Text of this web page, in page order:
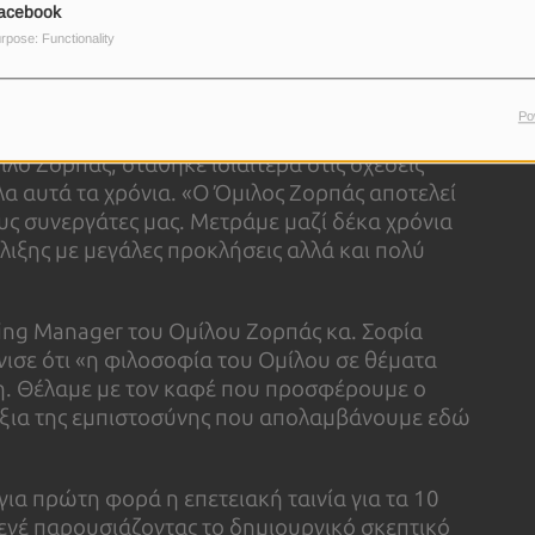
Functionality
συγκίνηση και περηφάνια για τον εορτασμό
τεχνικά χαρακτηριστικά και στα μυστικά του
Berry γύρω από τον specialty coffee και την
εμπειρία Coffee Berry.
Ζορπάς, στάθηκε ιδιαίτερα στις σχέσεις
αυτά τα χρόνια. «Ο Όμιλος Ζορπάς αποτελεί
συνεργάτες μας. Μετράμε μαζί δέκα χρόνια
με μεγάλες προκλήσεις αλλά και πολύ
Μanager του Ομίλου Ζορπάς κα. Σοφία
ότι «η φιλοσοφία του Ομίλου σε θέματα
Θέλαμε με τον καφέ που προσφέρουμε ο
της εμπιστοσύνης που απολαμβάνουμε εδώ
πρώτη φορά η επετειακή ταινία για τα 10
παρουσιάζοντας το δημιουργικό σκεπτικό